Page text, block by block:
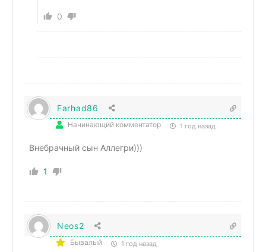
0
Farhad86
Начинающий комментатор 1 год назад
Внебрачный сын Аллегри)))
1
Neos2
Бывалый 1 год назад